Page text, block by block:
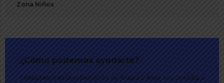
Zona Niños
¿Cómo podemos ayudarte?
Contáctenos en la gobernación de Arauca o envíe una consulta a